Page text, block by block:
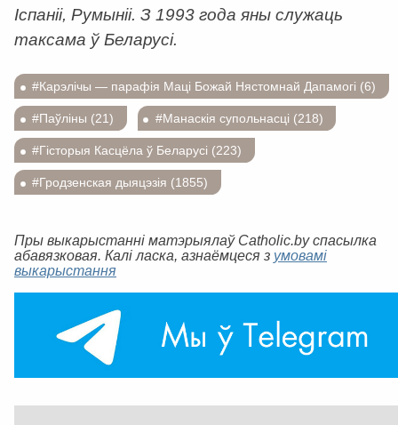
Іспаніі, Румыніі. З 1993 года яны служаць
таксама ў Беларусі.
#Карэлічы — парафія Маці Божай Нястомнай Дапамогі (6)
#Паўліны (21) #Манаскія супольнасці (218)
#Гісторыя Касцёла ў Беларусі (223)
#Гродзенская дыяцэзія (1855)
Пры выкарыстанні матэрыялаў Catholic.by спасылка
абавязковая. Калі ласка, азнаёмцеся з умовамі
выкарыстання